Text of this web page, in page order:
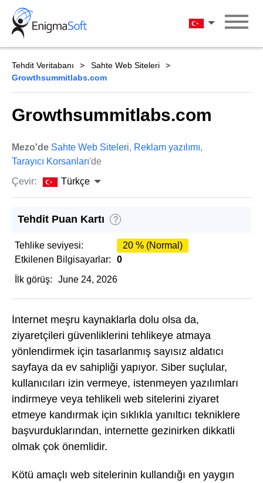
Skip
content
Türkçe
Tehdit Veritabanı
Sahte Web Siteleri
Growthsummitlabs.com
Growthsummitlabs.com
Mezo'de Sahte Web Siteleri, Reklam yazılımı,
Tarayıcı Korsanları'de
Çevir:
Türkçe
Tehdit Puan Kartı ?
Tehlike seviyesi:
20 % (Normal)
Etkilenen Bilgisayarlar:
0
İlk görüş:
June 24, 2026
İnternet meşru kaynaklarla dolu olsa da,
ziyaretçileri güvenliklerini tehlikeye atmaya
yönlendirmek için tasarlanmış sayısız aldatıcı
sayfaya da ev sahipliği yapıyor. Siber suçlular,
kullanıcıları izin vermeye, istenmeyen yazılımları
indirmeye veya tehlikeli web sitelerini ziyaret
etmeye kandırmak için sıklıkla yanıltıcı tekniklere
başvurduklarından, internette gezinirken dikkatli
olmak çok önemlidir.
Kötü amaçlı web sitelerinin kullandığı en yaygın